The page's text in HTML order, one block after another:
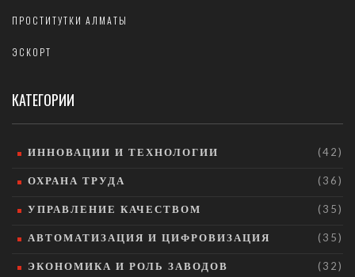
ПРОСТИТУТКИ АЛМАТЫ
ЭСКОРТ
КАТЕГОРИИ
ИННОВАЦИИ И ТЕХНОЛОГИИ (42)
ОХРАНА ТРУДА (36)
УПРАВЛЕНИЕ КАЧЕСТВОМ (35)
АВТОМАТИЗАЦИЯ И ЦИФРОВИЗАЦИЯ (35)
ЭКОНОМИКА И РОЛЬ ЗАВОДОВ (32)